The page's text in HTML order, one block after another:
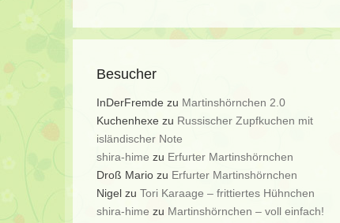
Besucher
InDerFremde zu Martinshörnchen 2.0
Kuchenhexe zu Russischer Zupfkuchen mit
isländischer Note
shira-hime zu Erfurter Martinshörnchen
Droß Mario zu Erfurter Martinshörnchen
Nigel zu Tori Karaage – frittiertes Hühnchen
shira-hime zu Martinshörnchen – voll einfach!